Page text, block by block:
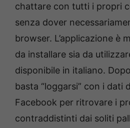
chattare con tutti i propri
senza dover
browser. L’applicazione è
da installare sia da
disponibile in italiano.
basta “loggarsi” con i dati
Facebook per ritrovare i
contraddistinti dai soliti